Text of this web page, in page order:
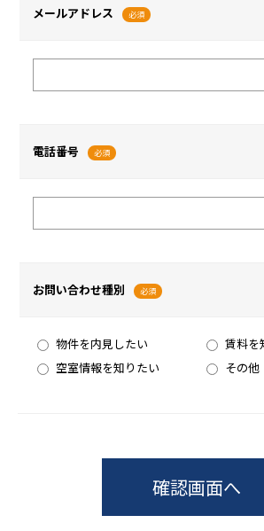
メールアドレス 必須
電話番号 必須
お問い合わせ種別 必須
物件を内見したい
賃料を
空室情報を知りたい
その他